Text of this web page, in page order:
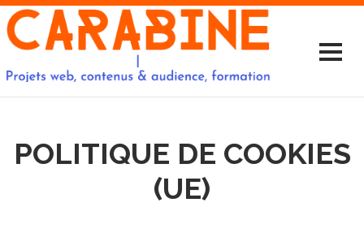
POLITIQUE DE COOKIES
(UE)